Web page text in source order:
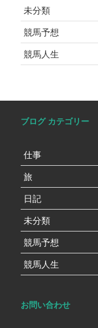
未分類
競馬予想
競馬人生
ブログ カテゴリー
仕事
旅
日記
未分類
競馬予想
競馬人生
お問い合わせ